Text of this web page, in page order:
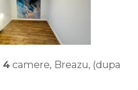
4 camere, Breazu, (dupa